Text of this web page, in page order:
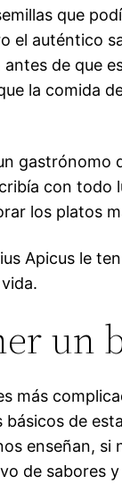
que
el auténtico
de que
la comida
con
los platos
Apicus le
un
más
de
enseñan,
de sabores